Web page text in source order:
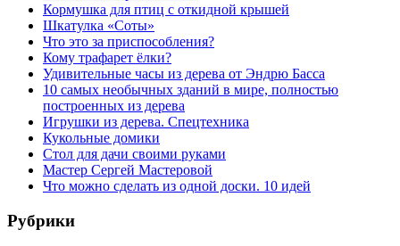
Кормушка для птиц с откидной крышей
Шкатулка «Соты»
Что это за приспособления?
Кому трафарет ёлки?
Удивительные часы из дерева от Эндрю Басса
10 самых необычных зданий в мире, полностью
построенных из дерева
Игрушки из дерева. Спецтехника
Кукольные домики
Стол для дачи своими руками
Мастер Сергей Мастеровой
Что можно сделать из одной доски. 10 идей
Рубрики